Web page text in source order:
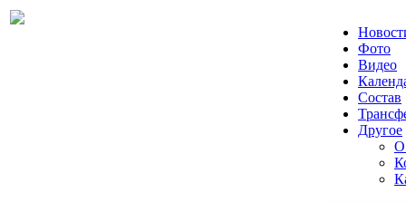
Фото
Видео
Состав
Другое
О